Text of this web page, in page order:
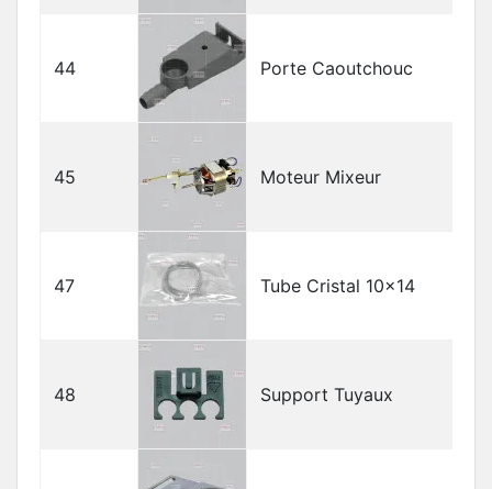
44 Porte Caoutchouc
45 Moteur Mixeur
47 Tube Cristal 10x14
48 Support Tuyaux